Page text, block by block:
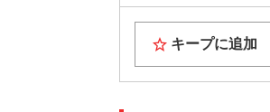
キープに追加